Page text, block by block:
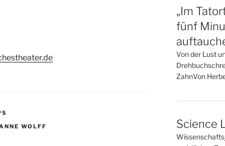
WOLFF
„Im
fünf
Von der Lust
ZahnVon
Science